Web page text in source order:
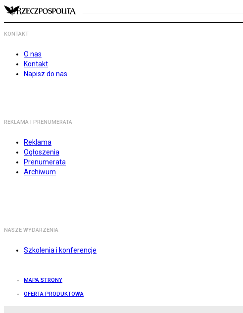
KONTAKT
O nas
Kontakt
Napisz do nas
REKLAMA I PRENUMERATA
Reklama
Ogłoszenia
Prenumerata
Archiwum
NASZE WYDARZENIA
Szkolenia i konferencje
MAPA STRONY
OFERTA PRODUKTOWA